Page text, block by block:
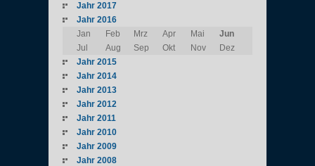
Jahr 2017
Jahr 2016
Jan
Feb Mrz Apr Mai
Jun
Jul
Aug Sep Okt Nov
Dez
Jahr 2015
Jahr 2014
Jahr 2013
Jahr 2012
Jahr 2011
Jahr 2010
Jahr 2009
Jahr 2008